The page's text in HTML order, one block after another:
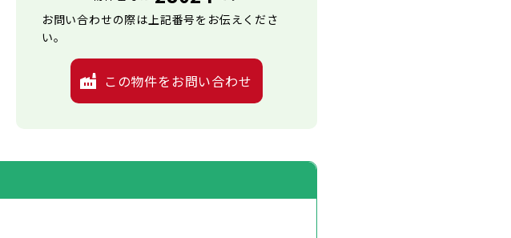
お問い合わせの際は上記番号をお伝えくださ
い。
この物件をお問い合わせ